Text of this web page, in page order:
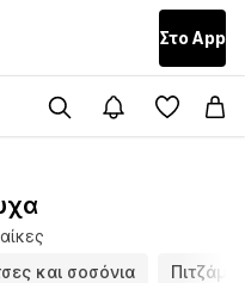
Στο Αpp
και σοσόνια Πιτζάμες